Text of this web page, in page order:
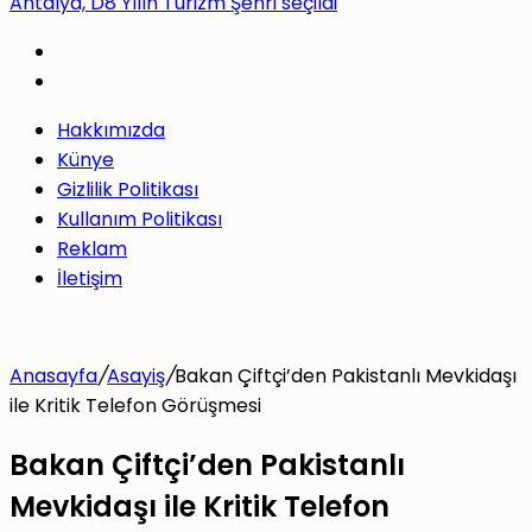
yap
...
Hakkımızda
Künye
Gizlilik Politikası
Kullanım Politikası
Reklam
İletişim
Anasayfa/Asayiş/Bakan Çiftçi’den Pakistanlı Mevkidaşı
ile Kritik Telefon Görüşmesi
Bakan Çiftçi’den Pakistanlı
Mevkidaşı ile Kritik Telefon